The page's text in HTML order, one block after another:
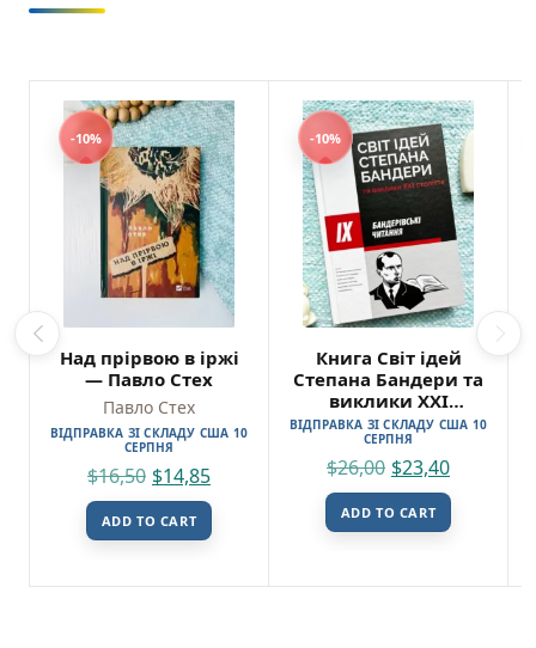
-10%
Над прірвою в іржі
— Павло Стех
Павло Стех
ВІДПРАВКА ЗІ СКЛАДУ США 10
СЕРПНЯ
$16,50 $14,85
ADD TO CART
-10%
Книга Світ ідей
Степана Бандери та
виклики XXI
століття
ВІДПРАВКА ЗІ СКЛАДУ США 10
СЕРПНЯ
$26,00 $23,40
ADD TO CART